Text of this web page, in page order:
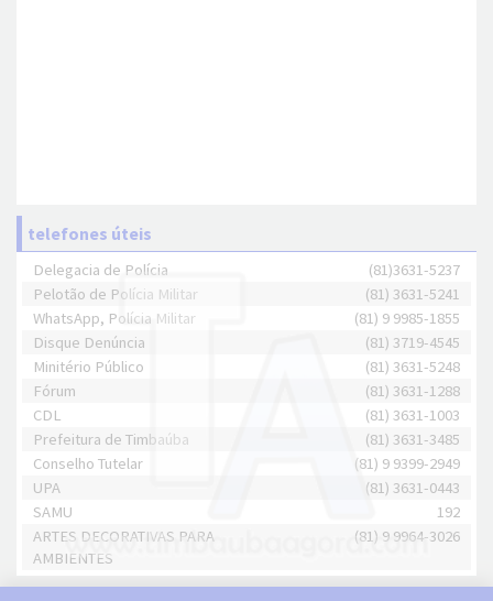
telefones úteis
Delegacia de Polícia
(81)3631-5237
Pelotão de Polícia Militar
(81) 3631-5241
WhatsApp, Polícia Militar
(81) 9 9985-1855
Disque Denúncia
(81) 3719-4545
Minitério Público
(81) 3631-5248
Fórum
(81) 3631-1288
CDL
(81) 3631-1003
Prefeitura de Timbaúba
(81) 3631-3485
Conselho Tutelar
(81) 9 9399-2949
UPA
(81) 3631-0443
SAMU
192
ARTES DECORATIVAS PARA
AMBIENTES
(81) 9 9964-3026